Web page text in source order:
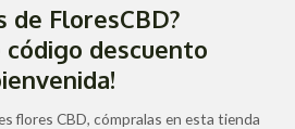
de FloresCBD?
código descuento
flores CBD, cómpralas en esta tienda